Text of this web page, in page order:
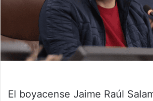
El boyacense Jaime Raúl